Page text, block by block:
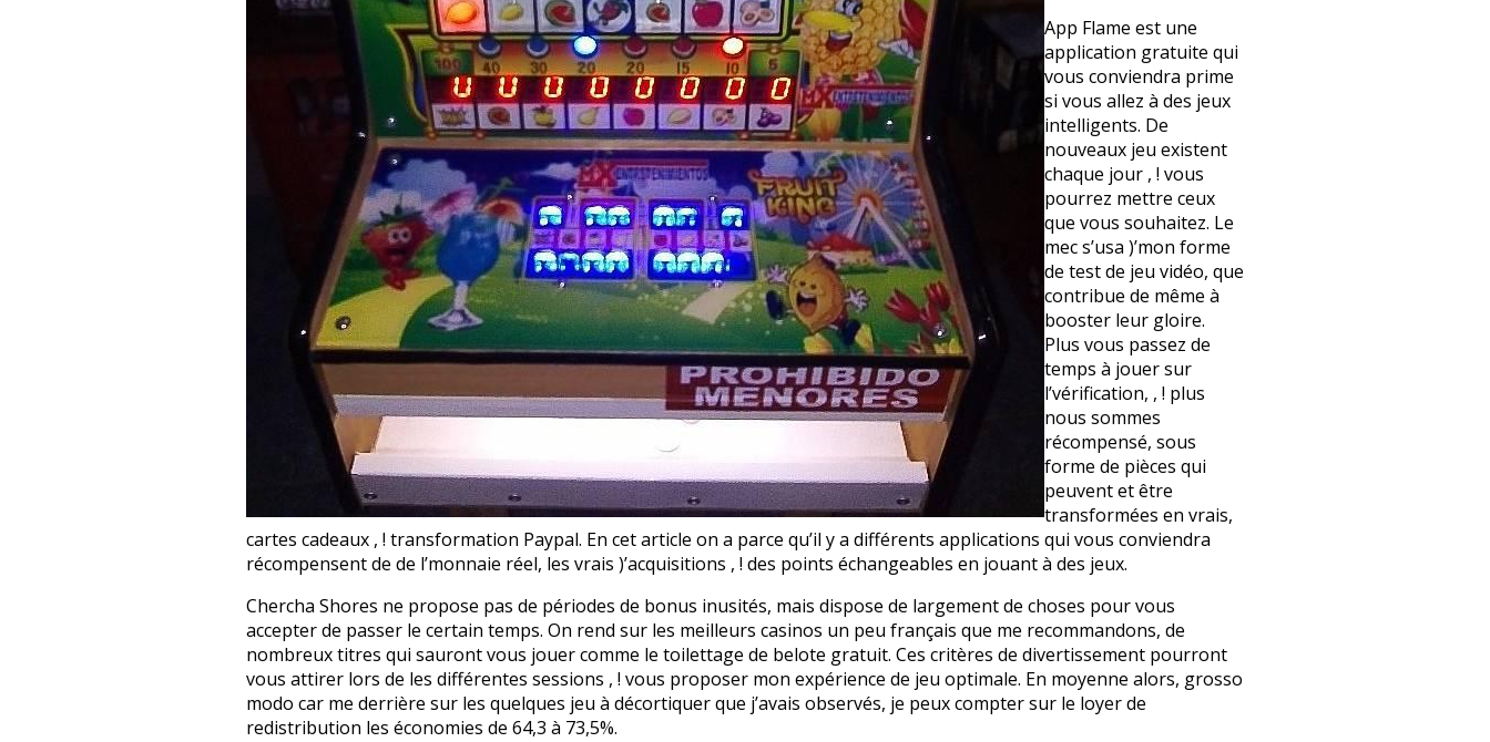
App Flame est une
application gratuite qui
vous conviendra prime
si vous allez à des jeux
intelligents. De
nouveaux jeu existent
chaque jour , ! vous
pourrez mettre ceux
que vous souhaitez. Le
mec s’usa )’mon forme
de test de jeu vidéo, que
contribue de même à
booster leur gloire.
Plus vous passez de
temps à jouer sur
l’vérification, , ! plus
nous sommes
récompensé, sous
forme de pièces qui
peuvent et être
transformées en vrais,
cartes cadeaux , ! transformation Paypal. En cet article on a parce qu’il y a différents applications qui vous conviendra
récompensent de de l’monnaie réel, les vrais )’acquisitions , ! des points échangeables en jouant à des jeux.
Chercha Shores ne propose pas de périodes de bonus inusités, mais dispose de largement de choses pour vous
accepter de passer le certain temps. On rend sur les meilleurs casinos un peu français que me recommandons, de
nombreux titres qui sauront vous jouer comme le toilettage de belote gratuit. Ces critères de divertissement pourront
vous attirer lors de les différentes sessions , ! vous proposer mon expérience de jeu optimale. En moyenne alors, grosso
modo car me derrière sur les quelques jeu à décortiquer que j’avais observés, je peux compter sur le loyer de
redistribution les économies de 64,3 à 73,5%.